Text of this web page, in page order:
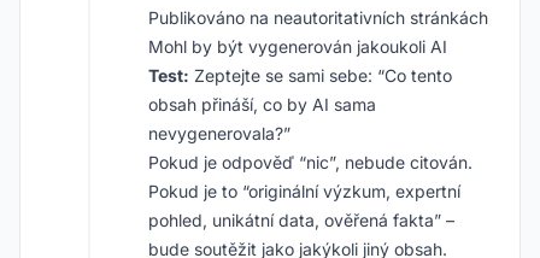
Publikováno na neautoritativních stránkách
Mohl by být vygenerován jakoukoli AI
Test: Zeptejte se sami sebe: “Co tento
obsah přináší, co by AI sama
nevygenerovala?”
Pokud je odpověď “nic”, nebude citován.
Pokud je to “originální výzkum, expertní
pohled, unikátní data, ověřená fakta” –
bude soutěžit jako jakýkoli jiný obsah.